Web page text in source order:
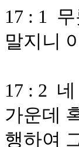
17 : 1
말지니
17 : 2
가운데
행하여